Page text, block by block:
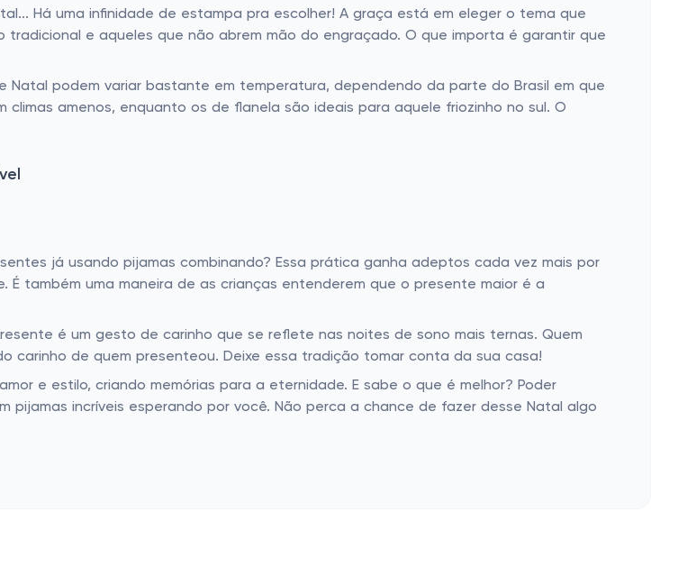
Há uma infinidade de estampa pra escolher! A graça está em eleger o tema que
e aqueles que não abrem mão do engraçado. O que importa é garantir que
Natal podem variar bastante em temperatura, dependendo da parte do Brasil em que
amenos, enquanto os de flanela são ideais para aquele friozinho no sul. O
já usando pijamas combinando? Essa prática ganha adeptos cada vez mais por
também uma maneira de as crianças entenderem que o presente maior é a
é um gesto de carinho que se reflete nas noites de sono mais ternas. Quem
carinho de quem presenteou. Deixe essa tradição tomar conta da sua casa!
e estilo, criando memórias para a eternidade. E sabe o que é melhor? Poder
incríveis esperando por você. Não perca a chance de fazer desse Natal algo